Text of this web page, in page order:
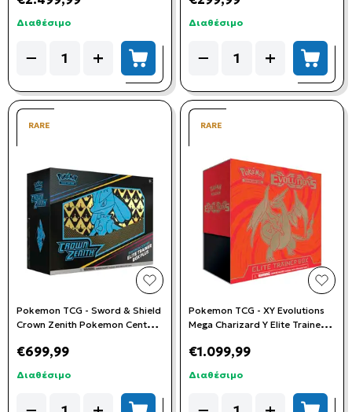
Διαθέσιμο
−
Quantity + add to cart
Διαθέσιμο
−
Quantity + add
RARE
add to wishlist
Pokemon TCG - Sword & Shield
Crown Zenith Pokemon Center
*ΣΚΙΣΜΕΝΗ ΖΕΛΑΤΙΝΑ*
€699,99
Διαθέσιμο
Quantity
RARE
add
Pokemon TCG - XY Evolutions
Mega Charizard Y Elite Trainer
€1.099,99
Διαθέσιμο
Quantity